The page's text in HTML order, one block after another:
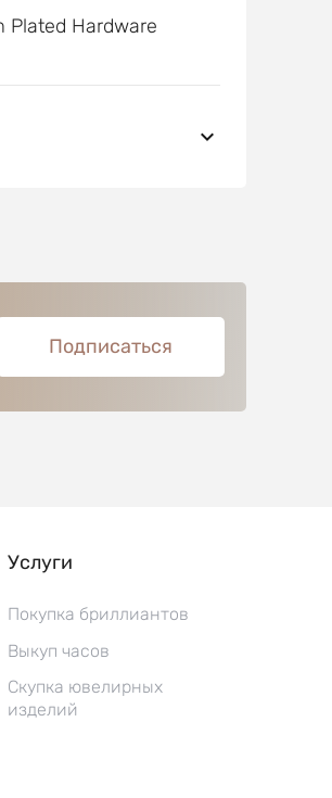
Plated Hardware
Подписаться
Услуги
Покупка бриллиантов
Выкуп часов
Скупка ювелирных
изделий